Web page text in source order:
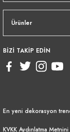
Ürünler
BİZİ TAKİP EDİN
En yeni dekorasyon
KVKK Aydınlatma Metnini